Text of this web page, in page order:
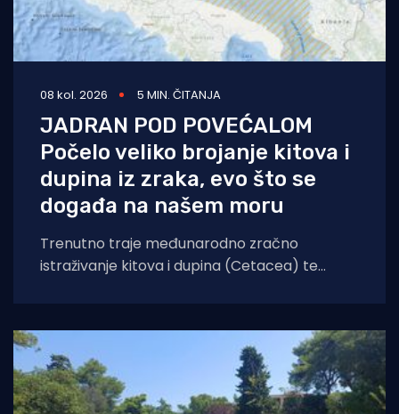
08 kol. 2026 5 MIN. ČITANJA
JADRAN POD POVEĆALOM
Počelo veliko brojanje kitova i
dupina iz zraka, evo što se
događa na našem moru
Trenutno traje međunarodno zračno
istraživanje kitova i dupina (Cetacea) te